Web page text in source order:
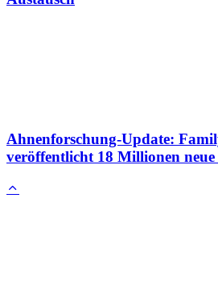
Ahnenforschung-Update:
veröffentlicht 18 Millionen neue